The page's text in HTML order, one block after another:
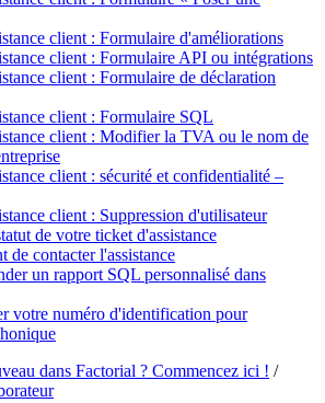
client : Formulaire d'améliorations
client : Formulaire API ou intégrations
client : Formulaire de déclaration
client : Formulaire SQL
client : Modifier la TVA ou le nom de
client : sécurité et confidentialité –
client : Suppression d'utilisateur
de votre ticket d'assistance
de contacter l'assistance
un rapport SQL personnalisé dans
votre numéro d'identification pour
dans Factorial ? Commencez ici ! /